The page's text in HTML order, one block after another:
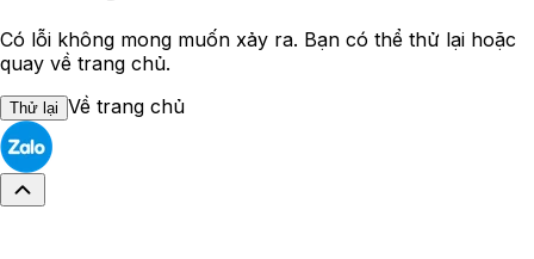
Có lỗi không mong muốn xảy ra. Bạn có thể thử lại hoặc
quay về trang chủ.
Thử lại Về trang chủ